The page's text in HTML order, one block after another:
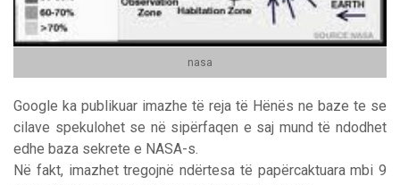
nasa
Google ka publikuar imazhe të reja të Hënës ne baze te se
cilave spekulohet se në sipërfaqen e saj mund të ndodhet
edhe baza sekrete e NASA-s.
Në fakt, imazhet tregojnë ndërtesa të papërcaktuara mbi 9